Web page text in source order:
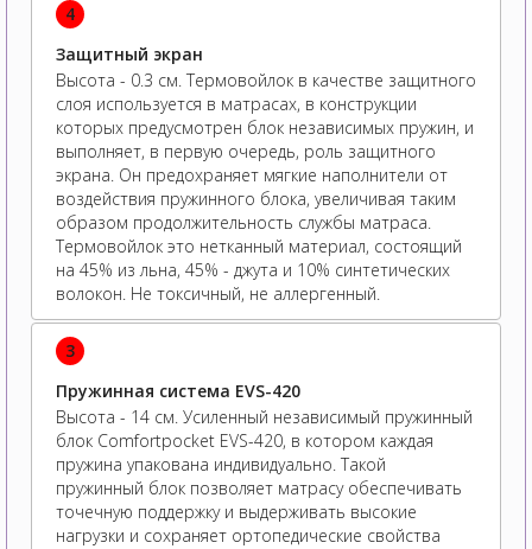
4
Защитный экран
Высота - 0.3 см. Термовойлок в качестве защитного
слоя используется в матрасах, в конструкции
которых предусмотрен блок независимых пружин, и
выполняет, в первую очередь, роль защитного
экрана. Он предохраняет мягкие наполнители от
воздействия пружинного блока, увеличивая таким
образом продолжительность службы матраса.
Термовойлок это нетканный материал, состоящий
на 45% из льна, 45% - джута и 10% синтетических
волокон. Не токсичный, не аллергенный.
3
Пружинная система EVS-420
Высота - 14 см. Усиленный независимый пружинный
блок Comfortpocket EVS-420, в котором каждая
пружина упакована индивидуально. Такой
пружинный блок позволяет матрасу обеспечивать
точечную поддержку и выдерживать высокие
нагрузки и сохраняет ортопедические свойства